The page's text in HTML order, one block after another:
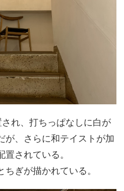
れ、打ちっぱなしに白が
が、さらに和テイストが加
されている。
ぎが描かれている。